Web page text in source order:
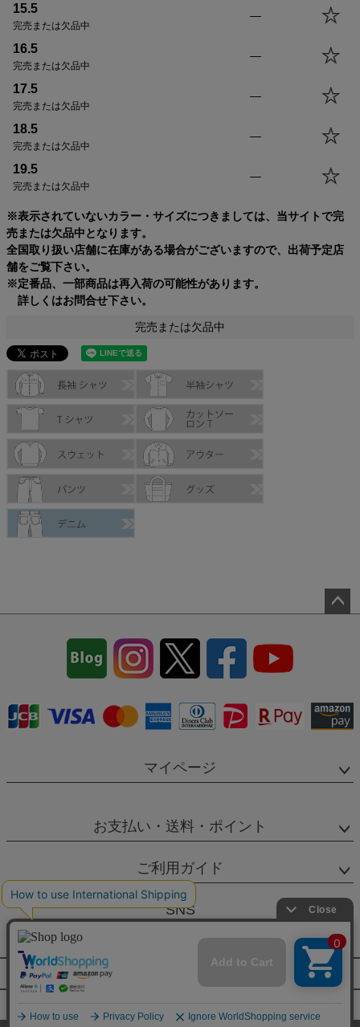
15.5
完売または欠品中
—
16.5
完売または欠品中
—
17.5
完売または欠品中
—
18.5
完売または欠品中
—
19.5
完売または欠品中
—
※表示されていないカラー・サイズにつきましては、当サイトで完
売または欠品中となります。
全国取り扱い店舗に在庫がある場合がございますので、出荷予定店
舗をご覧下さい。
※定番品、一部商品は再入荷の可能性があります。
詳しくはお問合せ下さい。
完売または欠品中
マイページ
お支払い・送料・ポイント
ご利用ガイド
SNS
個人情報の取扱